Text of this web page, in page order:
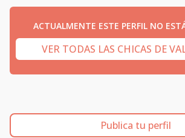
ACTUALMENTE ESTE PERFIL NO
VER TODAS LAS CHICAS DE
Publica tu perfil